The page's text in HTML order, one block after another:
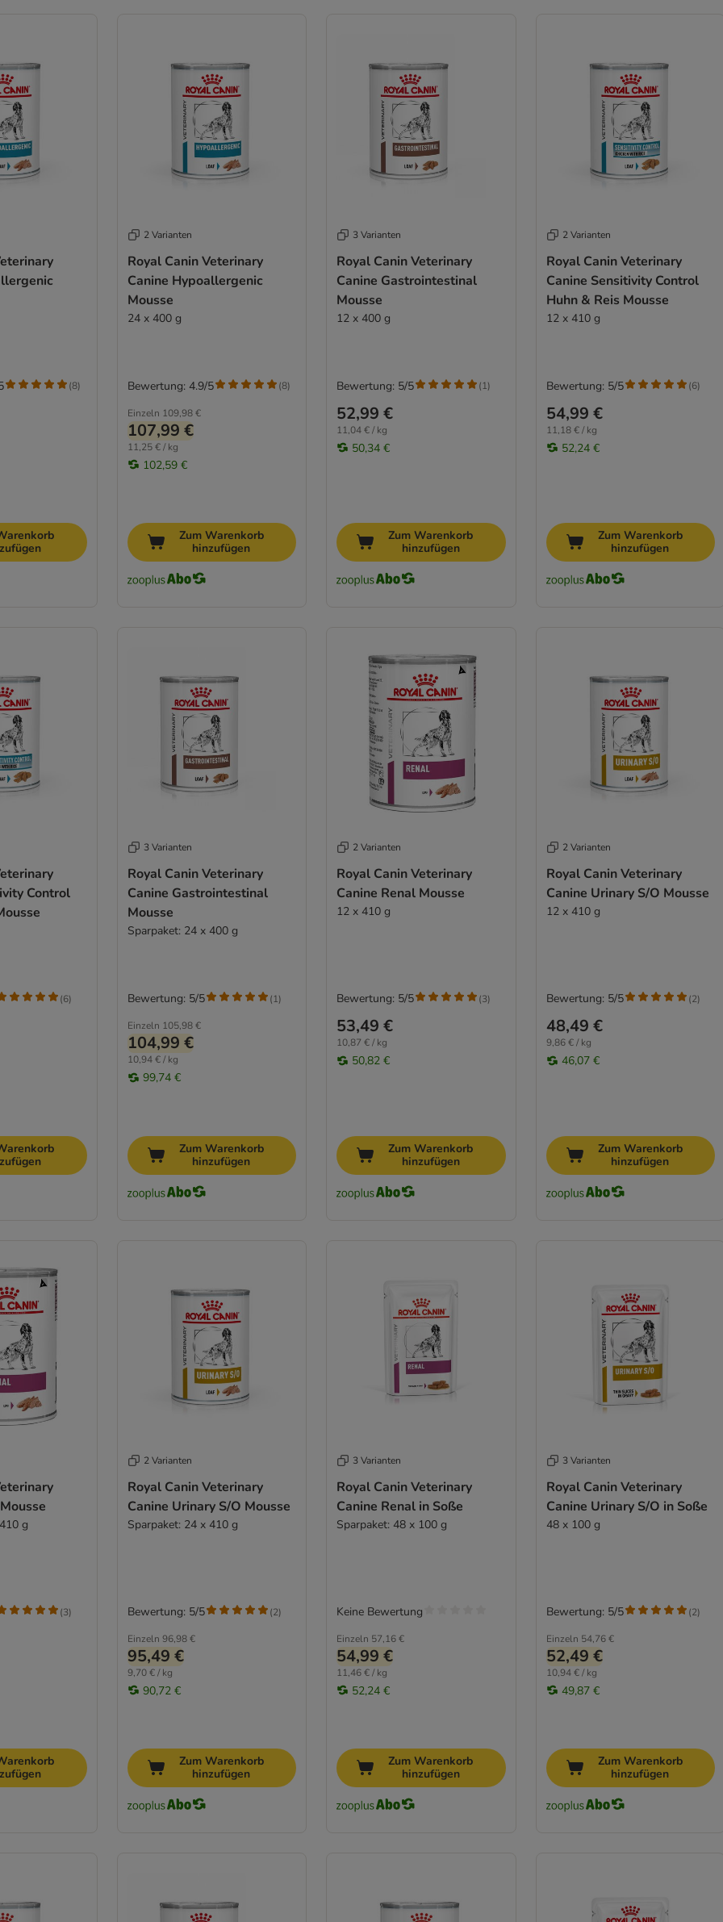
(8)
2 Varianten
Royal Canin Veterinary
Canine Hypoallergenic
Mousse
24 x 400 g
Einzeln 109,98 €
107,99 €
11,25 € / kg
102,59 €
Bewertung: 4.9/5 (8)
Zum Warenkorb
hinzufügen
3 Varianten
Royal Canin Veterinary
Canine Gastrointestinal
Mousse
12 x 400 g
52,99 €
11,04 € / kg
50,34 €
Bewertung: 5/5 (1)
Zum Warenkorb
hinzufügen
2 Varianten
Royal Canin Veterinary
Canine Sensitivity Control
Huhn & Reis Mousse
12 x 410 g
54,99 €
11,18 € / kg
52,24 €
Bewertung: 5/5 (6)
Zum Warenkorb
hinzufügen
Control
(6)
3 Varianten
Royal Canin Veterinary
Canine Gastrointestinal
Mousse
Sparpaket: 24 x 400 g
Einzeln 105,98 €
104,99 €
10,94 € / kg
99,74 €
Bewertung: 5/5 (1)
Zum Warenkorb
hinzufügen
2 Varianten
Royal Canin Veterinary
Canine Renal Mousse
12 x 410 g
53,49 €
10,87 € / kg
50,82 €
Bewertung: 5/5 (3)
Zum Warenkorb
hinzufügen
2 Varianten
Royal Canin Veterinary
Canine Urinary S/O Mousse
12 x 410 g
48,49 €
9,86 € / kg
46,07 €
Bewertung: 5/5 (2)
Zum Warenkorb
hinzufügen
g
(3)
2 Varianten
Royal Canin Veterinary
Canine Urinary S/O Mousse
Sparpaket: 24 x 410 g
Einzeln 96,98 €
95,49 €
9,70 € / kg
90,72 €
Bewertung: 5/5 (2)
Zum Warenkorb
hinzufügen
3 Varianten
Royal Canin Veterinary
Canine Renal in Soße
Sparpaket: 48 x 100 g
Einzeln 57,16 €
54,99 €
11,46 € / kg
52,24 €
Keine Bewertung
Zum Warenkorb
hinzufügen
3 Varianten
Royal Canin Veterinary
Canine Urinary S/O in Soße
48 x 100 g
Einzeln 54,76 €
52,49 €
10,94 € / kg
49,87 €
Bewertung: 5/5 (2)
Zum Warenkorb
hinzufügen